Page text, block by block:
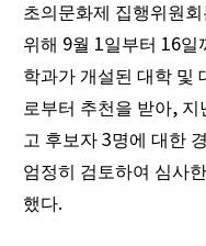
초의문화제 집행위원
위해 9월 1일부터 16일
학과가 개설된 대학 및
로부터 추천을 받아, 지
고 후보자3명에 대한
엄정히 검토하여 심사
했다.